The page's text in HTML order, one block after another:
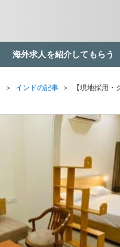
海外求人を紹介してもらう
＞ インドの記事 ＞
【現地採用